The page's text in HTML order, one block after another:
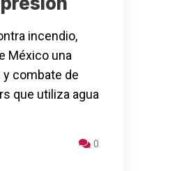
incendio,
México una
combate de
que utiliza agua
0